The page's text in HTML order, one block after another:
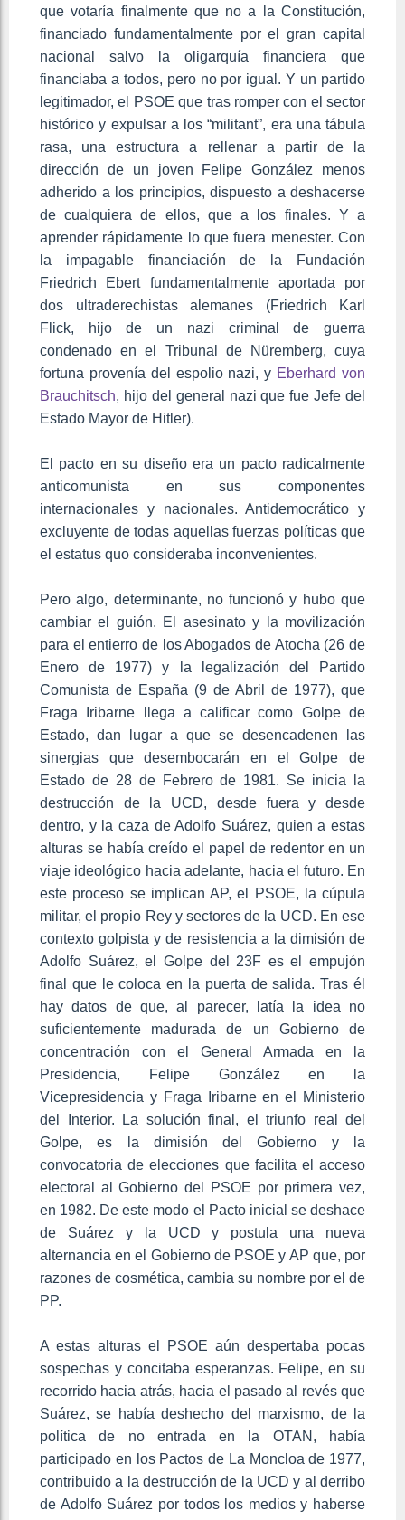
que votaría finalmente que no a la Constitución,
financiado fundamentalmente por el gran capital
nacional salvo la oligarquía financiera que
financiaba a todos, pero no por igual. Y un partido
legitimador, el PSOE que tras romper con el sector
histórico y expulsar a los “militant”, era una tábula
rasa, una estructura a rellenar a partir de la
dirección de un joven Felipe González menos
adherido a los principios, dispuesto a deshacerse
de cualquiera de ellos, que a los finales. Y a
aprender rápidamente lo que fuera menester. Con
la impagable financiación de la Fundación
Friedrich Ebert fundamentalmente aportada por
dos ultraderechistas alemanes (Friedrich Karl
Flick, hijo de un nazi criminal de guerra
condenado en el Tribunal de Nüremberg, cuya
fortuna provenía del espolio nazi, y Eberhard von
Brauchitsch, hijo del general nazi que fue Jefe del
Estado Mayor de Hitler).
El pacto en su diseño era un pacto radicalmente
anticomunista en sus componentes
internacionales y nacionales. Antidemocrático y
excluyente de todas aquellas fuerzas políticas que
el estatus quo consideraba inconvenientes.
Pero algo, determinante, no funcionó y hubo que
cambiar el guión. El asesinato y la movilización
para el entierro de los Abogados de Atocha (26 de
Enero de 1977) y la legalización del Partido
Comunista de España (9 de Abril de 1977), que
Fraga Iribarne llega a calificar como Golpe de
Estado, dan lugar a que se desencadenen las
sinergias que desembocarán en el Golpe de
Estado de 28 de Febrero de 1981. Se inicia la
destrucción de la UCD, desde fuera y desde
dentro, y la caza de Adolfo Suárez, quien a estas
alturas se había creído el papel de redentor en un
viaje ideológico hacia adelante, hacia el futuro. En
este proceso se implican AP, el PSOE, la cúpula
militar, el propio Rey y sectores de la UCD. En ese
contexto golpista y de resistencia a la dimisión de
Adolfo Suárez, el Golpe del 23F es el empujón
final que le coloca en la puerta de salida. Tras él
hay datos de que, al parecer, latía la idea no
suficientemente madurada de un Gobierno de
concentración con el General Armada en la
Presidencia, Felipe González en la
Vicepresidencia y Fraga Iribarne en el Ministerio
del Interior. La solución final, el triunfo real del
Golpe, es la dimisión del Gobierno y la
convocatoria de elecciones que facilita el acceso
electoral al Gobierno del PSOE por primera vez,
en 1982. De este modo el Pacto inicial se deshace
de Suárez y la UCD y postula una nueva
alternancia en el Gobierno de PSOE y AP que, por
razones de cosmética, cambia su nombre por el de
PP.
A estas alturas el PSOE aún despertaba pocas
sospechas y concitaba esperanzas. Felipe, en su
recorrido hacia atrás, hacia el pasado al revés que
Suárez, se había deshecho del marxismo, de la
política de no entrada en la OTAN, había
participado en los Pactos de La Moncloa de 1977,
contribuido a la destrucción de la UCD y al derribo
de Adolfo Suárez por todos los medios y haberse